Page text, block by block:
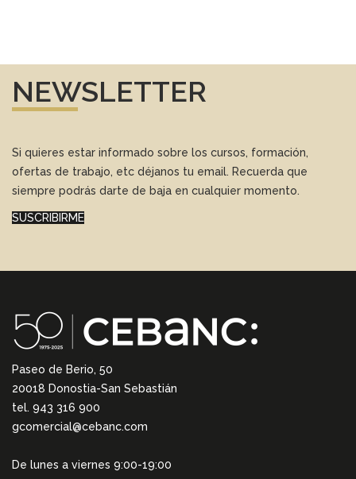
NEWSLETTER
Si quieres estar informado sobre los cursos, formación,
ofertas de trabajo, etc déjanos tu email. Recuerda que
siempre podrás darte de baja en cualquier momento.
SUSCRIBIRME
Paseo de Berio, 50
20018 Donostia-San Sebastián
tel. 943 316 900
gcomercial@cebanc.com
De lunes a viernes 9:00-19:00